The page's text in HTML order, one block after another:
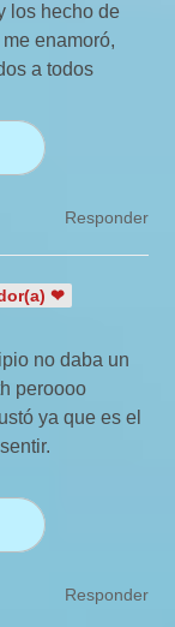
los hecho de
enamoró,
a todos
Responder
❤
no daba un
peroooo
ya que es el
Responder